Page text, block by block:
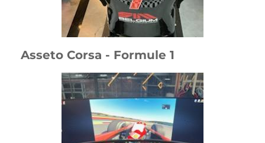
Asseto Corsa - Formule 1